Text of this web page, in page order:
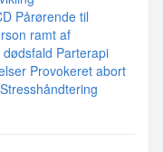
Pårørende til
ramt af
Parterapi
Provokeret abort
Stresshåndtering